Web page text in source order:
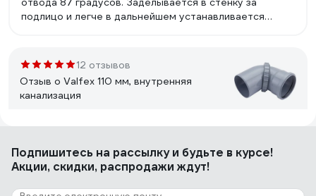
подлицо и легче в дальнейшем устанавливается
12 отзывов
Отзыв о Valfex 110 мм, внутренняя
канализация
Необычная разборная конструкция
Подпишитесь на рассылкуи будьте в курсе!
Акции, скидки, распродажи ждут!